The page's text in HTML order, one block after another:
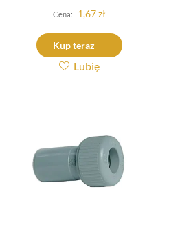
1,67zł
Kup teraz
Lubię